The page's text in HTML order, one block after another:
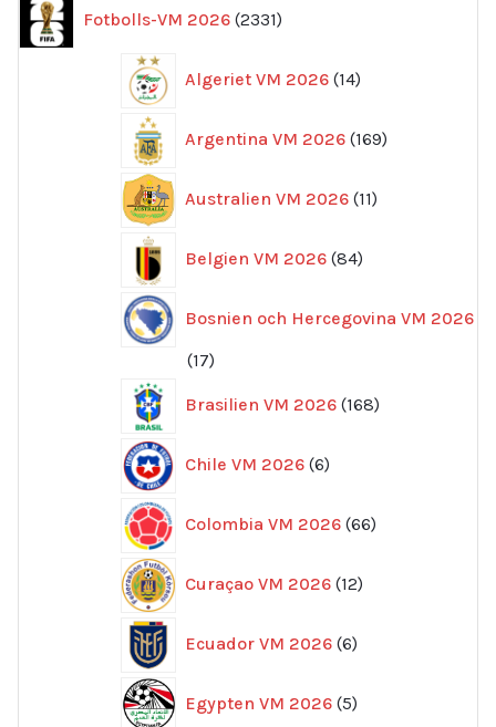
Fotbolls-VM 2026 2331
produkter
Algeriet VM 2026 14
produkter
Argentina VM 2026 169
produkter
Australien VM 2026 11
produkter
Belgien VM 2026 84
produkter
Bosnien och Hercegovina VM 2026
1717
Brasilien VM 2026 168
produkter
Chile VM 2026 6
produkter
Colombia VM 2026 66
produkter
Curaçao VM 2026 12
produkter
Ecuador VM 2026 6
produkter
Egypten VM 2026 5
produkter